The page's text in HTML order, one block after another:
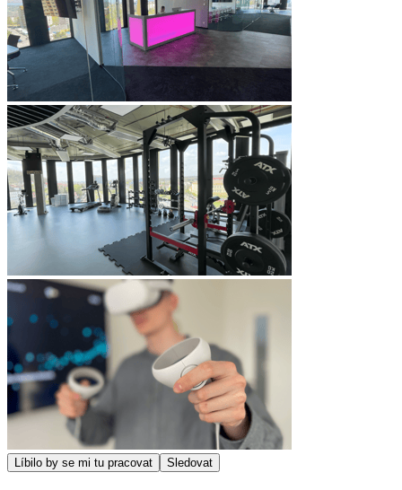
Líbilo by se mi tu pracovat Sledovat